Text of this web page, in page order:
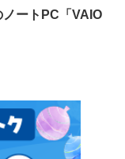
ノートPC「VAIO